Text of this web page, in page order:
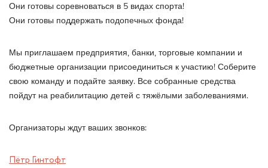
Они готовы соревноваться в 5 видах спорта!
Они готовы поддержать подопечных фонда!
Мы приглашаем предприятия, банки, торговые компании и
бюджетные организации присоединиться к участию! Соберите
свою команду и подайте заявку. Все собранные средства
пойдут на реабилитацию детей с тяжёлыми заболеваниями.
Организаторы ждут ваших звонков:
Пётр Гинтофт